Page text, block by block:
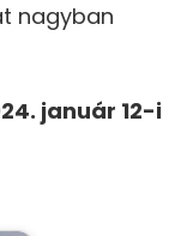
nagyban
január 12-i